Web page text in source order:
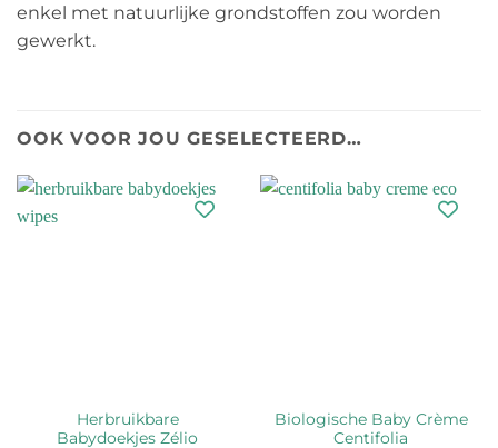
enkel met natuurlijke grondstoffen zou worden
gewerkt.
OOK VOOR JOU GESELECTEERD…
Herbruikbare
Babydoekjes Zélio
Biologische Baby Crème
Centifolia